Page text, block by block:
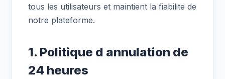
tous les utilisateurs et maintient la fiabilite de
notre plateforme.
1. Politique d annulation de
24 heures